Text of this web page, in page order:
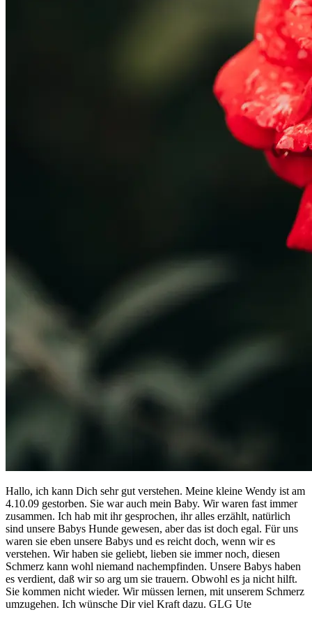
Hallo, ich kann Dich sehr gut verstehen. Meine kleine Wendy ist am
4.10.09 gestorben. Sie war auch mein Baby. Wir waren fast immer
zusammen. Ich hab mit ihr gesprochen, ihr alles erzählt, natürlich
sind unsere Babys Hunde gewesen, aber das ist doch egal. Für uns
waren sie eben unsere Babys und es reicht doch, wenn wir es
verstehen. Wir haben sie geliebt, lieben sie immer noch, diesen
Schmerz kann wohl niemand nachempfinden. Unsere Babys haben
es verdient, daß wir so arg um sie trauern. Obwohl es ja nicht hilft.
Sie kommen nicht wieder. Wir müssen lernen, mit unserem Schmerz
umzugehen. Ich wünsche Dir viel Kraft dazu. GLG Ute